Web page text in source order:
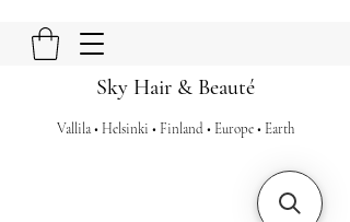
Sky Hair & Beauté
Vallila • Helsinki • Finland • Europe • Earth